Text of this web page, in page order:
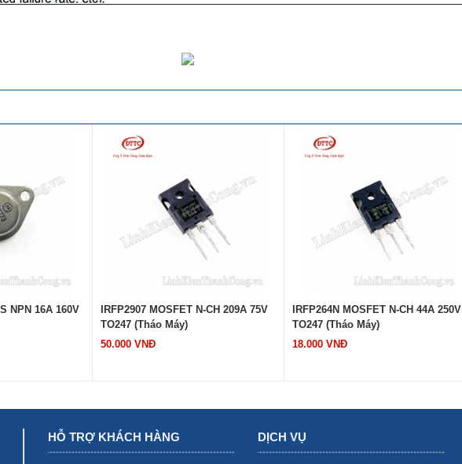
NPN 16A 160V
IRFP2907 MOSFET N-CH 209A 75V
TO247 (Tháo Máy)
50.000 VNĐ
IRFP264N MOSFET N-CH 44A 250V
TO247 (Tháo Máy)
18.000 VNĐ
HỖ TRỢ KHÁCH HÀNG DỊCH VỤ